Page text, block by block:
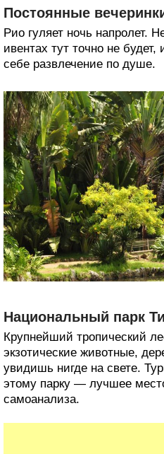
Постоянные
Рио гуляет ночь напролет.
ивентах тут точно не
себе развлечение по душе.
Национальный парк
Крупнейший тропический
экзотические животные,
увидишь нигде на свете.
этому парку — лучшее
самоанализа.